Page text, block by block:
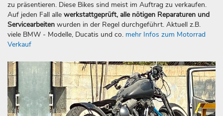
zu präsentieren. Diese Bikes sind meist im Auftrag zu verkaufen.
Auf jeden Fall alle werkstattgeprüft, alle nötigen Reparaturen und
Servicearbeiten wurden in der Regel durchgeführt. Aktuell z.B.
viele BMW - Modelle, Ducatis und co. mehr Infos zum Motorrad
Verkauf